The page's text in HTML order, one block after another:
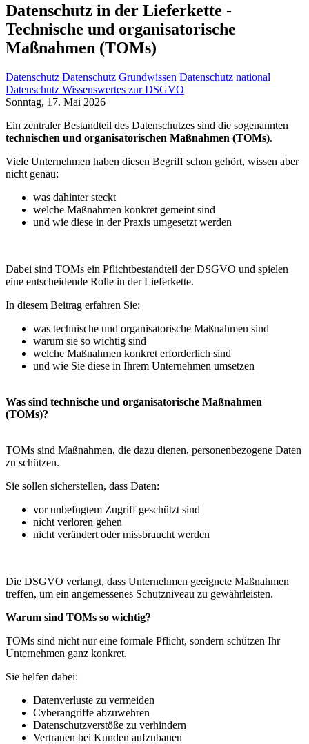
Datenschutz in der Lieferkette -
Technische und organisatorische
Maßnahmen (TOMs)
Datenschutz Datenschutz Grundwissen Datenschutz national
Datenschutz Wissenswertes zur DSGVO
Sonntag, 17. Mai 2026
Ein zentraler Bestandteil des Datenschutzes sind die sogenannten
technischen und organisatorischen Maßnahmen (TOMs).
Viele Unternehmen haben diesen Begriff schon gehört, wissen aber
nicht genau:
was dahinter steckt
welche Maßnahmen konkret gemeint sind
und wie diese in der Praxis umgesetzt werden
Dabei sind TOMs ein Pflichtbestandteil der DSGVO und spielen
eine entscheidende Rolle in der Lieferkette.
In diesem Beitrag erfahren Sie:
was technische und organisatorische Maßnahmen sind
warum sie so wichtig sind
welche Maßnahmen konkret erforderlich sind
und wie Sie diese in Ihrem Unternehmen umsetzen
Was sind technische und organisatorische Maßnahmen
(TOMs)?
TOMs sind Maßnahmen, die dazu dienen, personenbezogene Daten
zu schützen.
Sie sollen sicherstellen, dass Daten:
vor unbefugtem Zugriff geschützt sind
nicht verloren gehen
nicht verändert oder missbraucht werden
Die DSGVO verlangt, dass Unternehmen geeignete Maßnahmen
treffen, um ein angemessenes Schutzniveau zu gewährleisten.
Warum sind TOMs so wichtig?
TOMs sind nicht nur eine formale Pflicht, sondern schützen Ihr
Unternehmen ganz konkret.
Sie helfen dabei:
Datenverluste zu vermeiden
Cyberangriffe abzuwehren
Datenschutzverstöße zu verhindern
Vertrauen bei Kunden aufzubauen